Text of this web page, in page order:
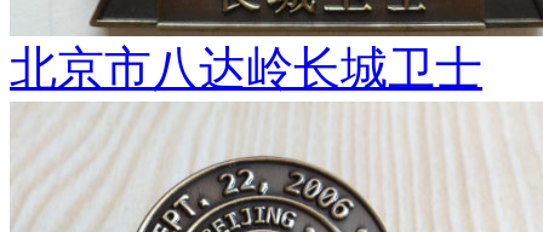
北京市八达岭长城卫士